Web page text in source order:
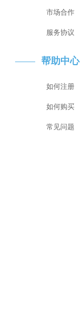
市场合作
服务协议
帮助中心
如何注册
如何购买
常见问题